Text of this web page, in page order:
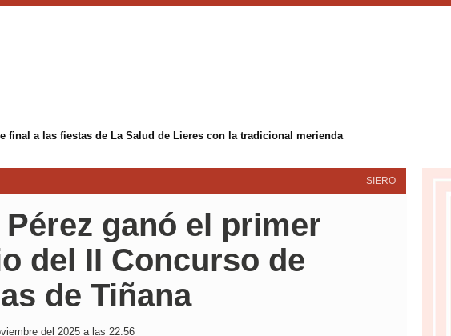
final a las fiestas de La Salud de Lieres con la tradicional merienda
SIERO
Pérez ganó el primer
del II Concurso de
de Tiñana
del 2025 a las 22:56